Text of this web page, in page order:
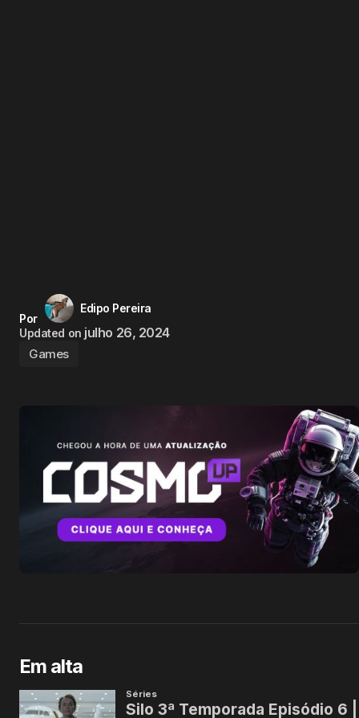
Por
Edipo Pereira
Updated on julho 26, 2024
Games
Em alta